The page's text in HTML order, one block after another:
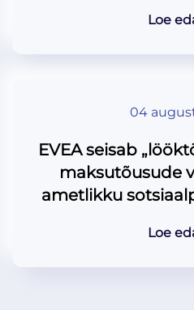
Loe
04
EVEA seisab
maksutõusude
ametlikku
Loe